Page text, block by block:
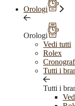
Orologi
Orologi
Vedi tutti
Rolex
Tutti i
Tutti i